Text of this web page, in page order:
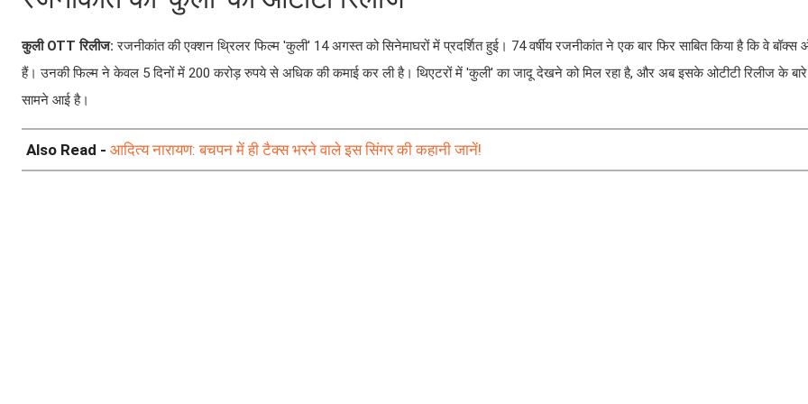
कुली OTT रिलीज: रजनीकांत की एक्शन थ्रिलर फिल्म 'कुली' 14 अगस्त को सिनेमाघरों में प्रदर्शित हुई। 74 वर्षीय रजनीकांत ने एक बार फिर साबित किया है कि वे बॉक्स
हैं। उनकी फिल्म ने केवल 5 दिनों में 200 करोड़ रुपये से अधिक की कमाई कर ली है। थिएटरों में 'कुली' का जादू देखने को मिल रहा है, और अब इसके ओटीटी रिलीज के बारे
सामने आई है।
Also Read - आदित्य नारायण: बचपन में ही टैक्स भरने वाले इस सिंगर की कहानी जानें!